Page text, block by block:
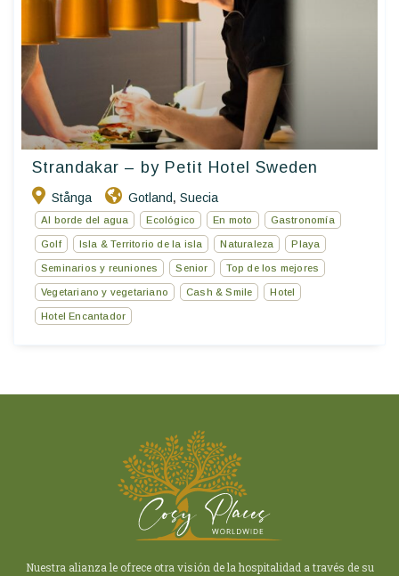
Strandakar – by Petit Hotel Sweden
Stånga Gotland , Suecia
Al borde del agua Ecológico En moto Gastronomía
Golf Isla & Territorio de la isla Naturaleza Playa
Seminarios y reuniones Senior Top de los mejores
Vegetariano y vegetariano Cash & Smile Hotel
Hotel Encantador
Nuestra alianza le ofrece otra visión de la hospitalidad a través de su